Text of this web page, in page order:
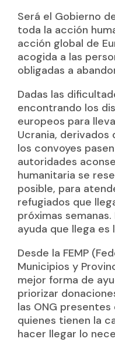
Será el Gobierno
toda la acción
acción global de
acogida a las
obligadas a
Dadas las
encontrando los
europeos para
Ucrania, derivados
los convoyes
autoridades
humanitaria se
posible, para
refugiados que
próximas
ayuda que llega es
Desde la FEMP
Municipios y
mejor forma de
priorizar
las ONG presentes
quienes tienen la
hacer llegar lo